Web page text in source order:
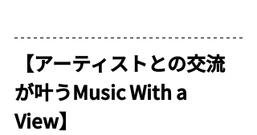
【アーティストとの交流
が叶うMusic With a
View】